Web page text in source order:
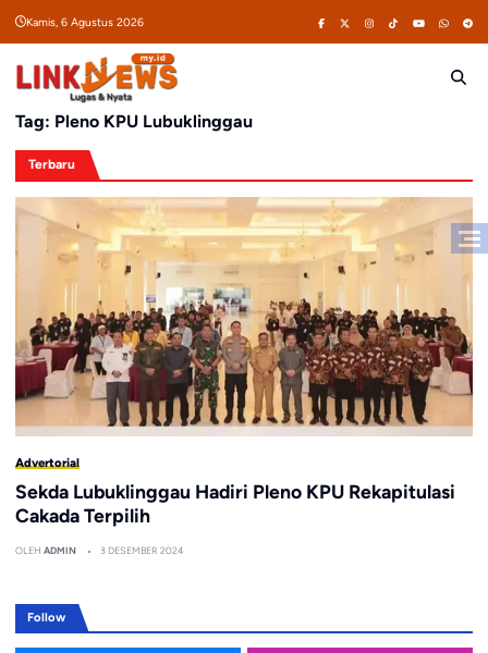
Kamis, 6 Agustus 2026
Tag: Pleno KPU Lubuklinggau
Terbaru
Advertorial
Sekda Lubuklinggau Hadiri Pleno KPU Rekapitulasi
Cakada Terpilih
OLEH ADMIN 3 DESEMBER 2024
Follow